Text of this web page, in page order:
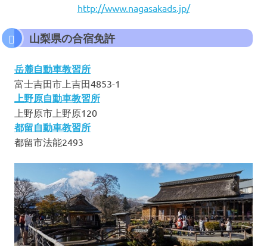
http://www.nagasakads.jp/
山梨県の合宿免許
岳麓自動車教習所
富士吉田市上吉田4853-1
上野原自動車教習所
上野原市上野原120
都留自動車教習所
都留市法能2493